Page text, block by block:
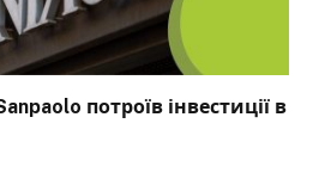
потроїв інвестиції в